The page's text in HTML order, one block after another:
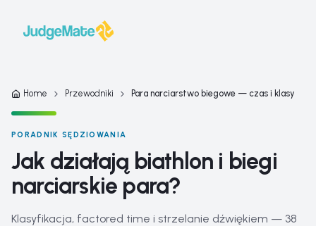
Home Przewodniki Para narciarstwo biegowe — czas i klasy
PORADNIK SĘDZIOWANIA
Jak działają biathlon i biegi
narciarskie para?
Klasyfikacja, factored time i strzelanie dźwiękiem — 38